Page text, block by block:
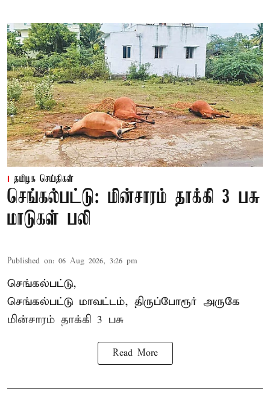
தமிழக செய்திகள்
செங்கல்பட்டு: மின்சாரம் தாக்கி 3 பசு
மாடுகள் பலி
Published on: 06 Aug 2026, 3:26 pm
செங்கல்பட்டு,
செங்கல்பட்டு மாவட்டம், திருப்போரூர் அருகே
மின்சாரம் தாக்கி 3 பசு
Read More